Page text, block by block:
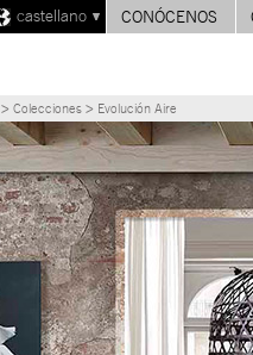
castellano CONÓCENOS
> Colecciones > Evolución Aire